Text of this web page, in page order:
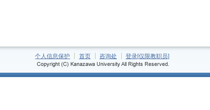
个人信息保护 首页 咨询处 登录[仅限教职员]